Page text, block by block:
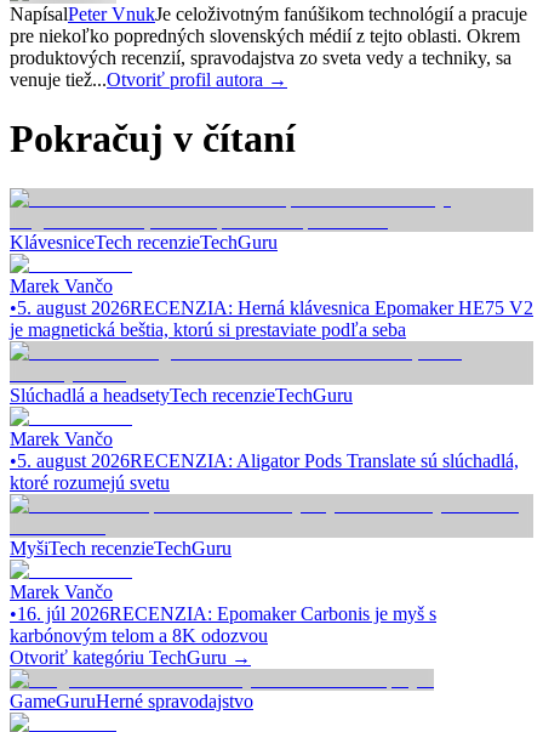
NapísalPeter VnukJe celoživotným fanúšikom technológií a pracuje
pre niekoľko popredných slovenských médií z tejto oblasti. Okrem
produktových recenzií, spravodajstva zo sveta vedy a techniky, sa
venuje tiež...Otvoriť profil autora →
Pokračuj v čítaní
KlávesniceTech recenzieTechGuru
Marek Vančo
•5. august 2026RECENZIA: Herná klávesnica Epomaker HE75 V2
je magnetická beštia, ktorú si prestaviate podľa seba
Slúchadlá a headsetyTech recenzieTechGuru
Marek Vančo
•5. august 2026RECENZIA: Aligator Pods Translate sú slúchadlá,
ktoré rozumejú svetu
MyšiTech recenzieTechGuru
Marek Vančo
•16. júl 2026RECENZIA: Epomaker Carbonis je myš s
karbónovým telom a 8K odozvou
Otvoriť kategóriu TechGuru →
GameGuruHerné spravodajstvo